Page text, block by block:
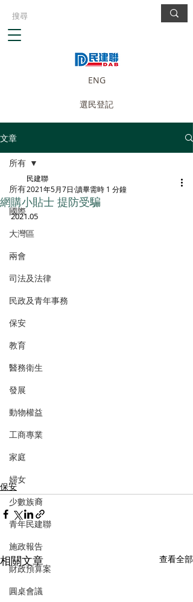
ENG
選民登記
文章
所有
國際
大灣區
兩會
司法及法律
民政及青年事務
保安
教育
醫務衛生
發展
動物權益
工商專業
家庭
婦女
少數族裔
青年民建聯
施政報告
財政預算案
圓桌會議
所有
網購小貼士 提防受騙
民建聯
2021年5月7日 讀畢需時 1 分鐘
2021.05
保安
相關文章 查看全部